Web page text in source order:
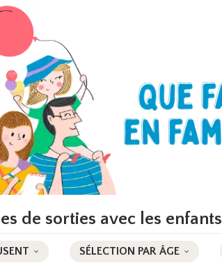
de sorties avec les enfants
SÉLECTION PAR ÂGE